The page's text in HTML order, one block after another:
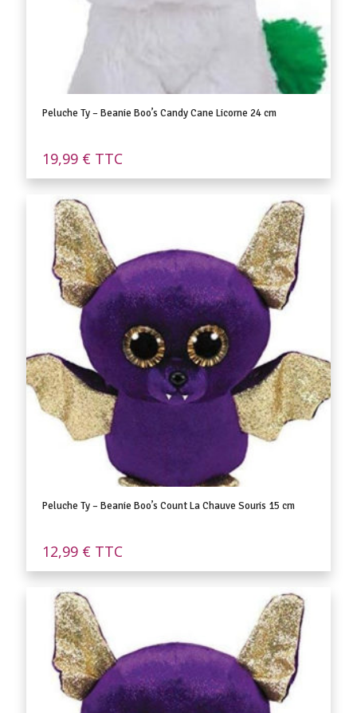
Peluche Ty – Beanie Boo’s Candy Cane Licorne 24 cm
19,99 € TTC
Peluche Ty – Beanie Boo’s Count La Chauve Souris 15 cm
12,99 € TTC